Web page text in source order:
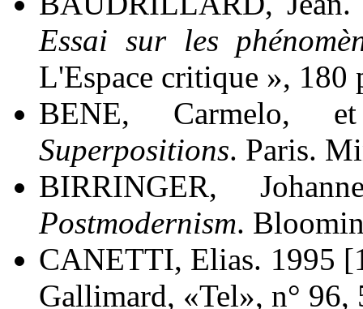
Essai sur les
L'Espace critique », 180
BENE, Carmelo,
Superpositions. Paris.
BIRRINGER,
Postmodernism.
CANETTI, Elias. 1995
Gallimard, «Tel», n° 96,